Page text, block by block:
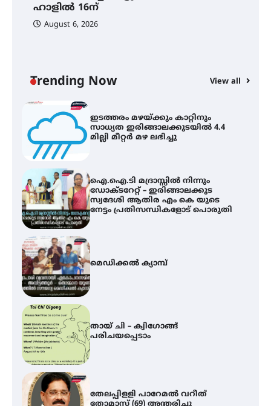
ഹാളിൽ 16ന്
August 6, 2026
Trending Now View all
ഐ.ഐ.ടി മദ്രാസ്സിൽ നിന്നും
ഡോക്ടറേറ്റ് – ഇരിങ്ങാലക്കുട
സ്വദേശി ആതിര എം കെ യുടെ
നേട്ടം പ്രതിസന്ധികളോട് പൊരുതി
മെഡിക്കൽ ക്യാമ്പ്
തായ് ചി – ക്വിഗോങ്ങ്
പരിചയപ്പെടാം
തേലപ്പിളളി പാറേമൽ വറീത്
തോമാസ് (69) അന്തരിച്ചു
സർഗ്ഗസാഹിതി- കവിതാസംഗമം
2026 കവിതാ ചർച്ച കാട്ടൂർ, ടി. കെ.